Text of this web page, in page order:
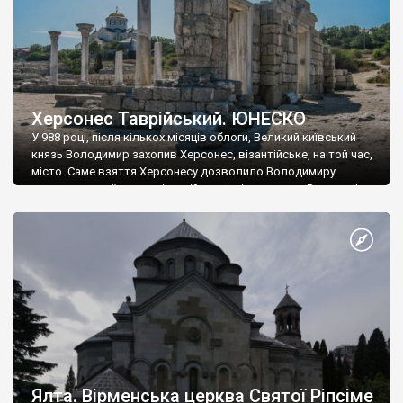
Херсонес Таврійський. ЮНЕСКО
У 988 році, після кількох місяців облоги, Великий київський
князь Володимир захопив Херсонес, візантійське, на той час,
місто. Саме взяття Херсонесу дозволило Володимиру
диктувати свої умови візантійському імператору Василю ІІ, та
Херсонесі Володимир-язичник, став Василем-християнином.
А потім було Хрещення Русі. На честь Херсонесу Таврійського
Ялта. Вірменська церква Святої Ріпсіме